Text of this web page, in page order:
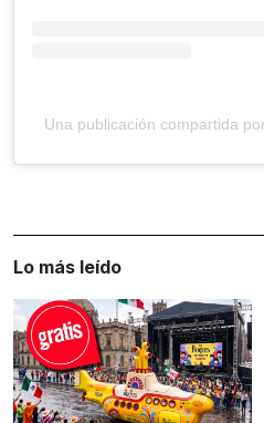
Una publicación compartida
Lo más leído